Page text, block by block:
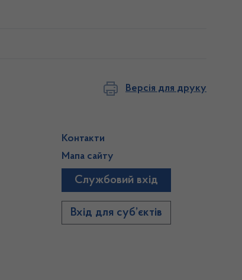
Версія для друку
Контакти
Мапа сайту
Службовий вхід
Вхід для суб’єктів